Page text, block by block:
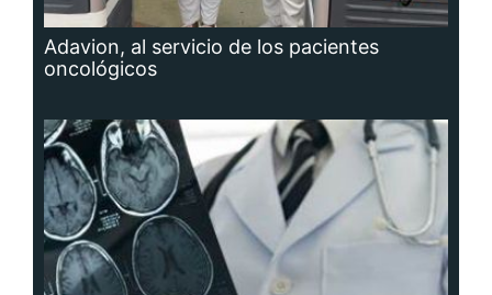
Adavion, al servicio de los pacientes
oncológicos